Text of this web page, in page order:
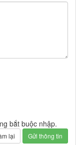
bắt buộc nhập.
lại Gửi thông tin